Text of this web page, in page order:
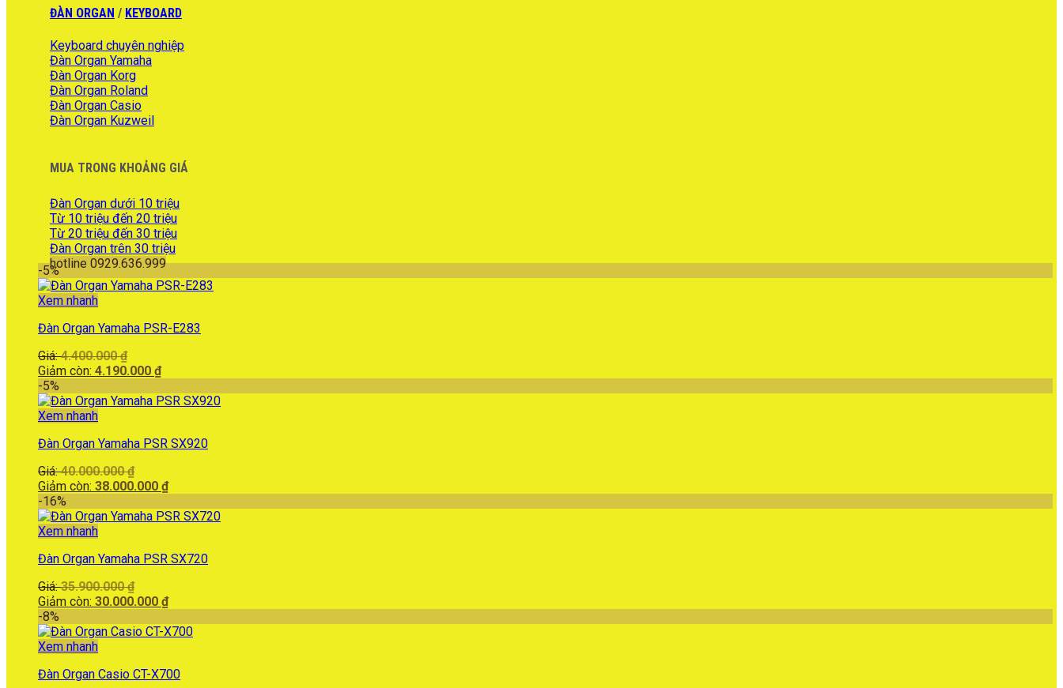
23.650.000 ₫.
tại
là:
22.950.000 ₫.
ĐÀN ORGAN / KEYBOARD
Keyboard chuyên nghiệp
Đàn Organ Yamaha
Đàn Organ Korg
Đàn Organ Roland
Đàn Organ Casio
Đàn Organ Kuzweil
MUA TRONG KHOẢNG GIÁ
Đàn Organ dưới 10 triệu
Từ 10 triệu đến 20 triệu
Từ 20 triệu đến 30 triệu
Đàn Organ trên 30 triệu
hotline 0929.636.999
-5%
Xem nhanh
Đàn Organ Yamaha PSR-E283
Giá:4.400.000₫
gốc
4.400.000 ₫.
Giảm còn: 4.190.000 ₫Giá
tại
-5%
Xem nhanh
Đàn Organ Yamaha PSR SX920
Giá:40.000.000₫
gốc
40.000.000 ₫.
Giảm còn: 38.000.000 ₫Giá
tại
-16%
Xem nhanh
Đàn Organ Yamaha PSR SX720
Giá:35.900.000₫
gốc
35.900.000 ₫.
Giảm còn: 30.000.000 ₫Giá
tại
-8%
Xem nhanh
Đàn Organ Casio CT-X700